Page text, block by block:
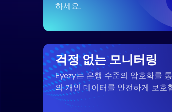
하세요.
걱정 없는 모니터링
Eyezy는 은행 수준의 암호화를
의 개인 데이터를 안전하게 보호